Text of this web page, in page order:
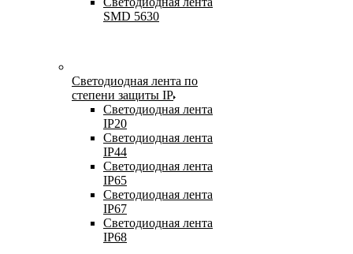
SMD 5630
Светодиодная лента по
степени защиты IP
Светодиодная лента
IP20
Светодиодная лента
IP44
Светодиодная лента
IP65
Светодиодная лента
IP67
Светодиодная лента
IP68